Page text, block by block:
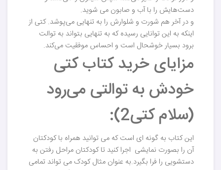
دست‌هایش را با آب و صابون می شوید.
و در آخر هم شورت و شلوارش را به تنهایی می‌پوشد. کتی از
اینکه به این توانایی رسیده که به تنهایی بتواند به توالت
برود بسیار خوشحال است و احساس موفقیت می‌کند.
مزایای خرید کتاب کتی
خودش به توالتی می‌رود
(سلام کتی2):
این کتاب به گونه ای است که می توانید همراه با کودکتان
آن را بصورت نمایشی اجرا کنید تا کودکتان مراحل رفتن به
دستشویی را فرا بگیرد.به عنوان مثال کودک می تواند تمامی